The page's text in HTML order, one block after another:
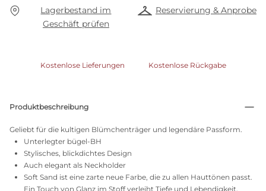
Lagerbestand im
Geschäft prüfen
Reservierung & Anprobe
Kostenlose Lieferungen Kostenlose Rückgabe
Produktbeschreibung
Geliebt für die kultigen Blümchenträger und legendäre Passform.
Unterlegter bügel-BH
Stylisches, blickdichtes Design
Auch elegant als Neckholder
Soft Sand ist eine zarte neue Farbe, die zu allen Hauttönen passt.
Ein Touch von Glanz im Stoff verleiht Tiefe und Lebendigkeit.